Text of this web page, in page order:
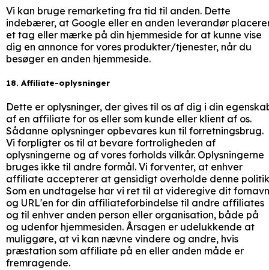
Vi kan bruge remarketing fra tid til anden. Dette
indebærer, at Google eller en anden leverandør
et tag eller mærke på din hjemmeside for at kunne vise
dig en annonce for vores produkter/tjenester, når du
besøger en anden hjemmeside.
18. Affiliate-oplysninger
Dette er oplysninger, der gives til os af dig i din
af en affiliate for os eller som kunde eller klient af os.
Sådanne oplysninger opbevares kun til forretningsbrug.
Vi forpligter os til at bevare fortroligheden af
oplysningerne og af vores forholds vilkår. Oplysningerne
bruges ikke til andre formål. Vi forventer, at enhver
affiliate accepterer at gensidigt overholde denne
Som en undtagelse har vi ret til at videregive dit fornavn
og URL'en for din affiliateforbindelse til andre affiliates
og til enhver anden person eller organisation, både på
og udenfor hjemmesiden. Årsagen er udelukkende at
muliggøre, at vi kan nævne vindere og andre, hvis
præstation som affiliate på en eller anden måde er
fremragende.